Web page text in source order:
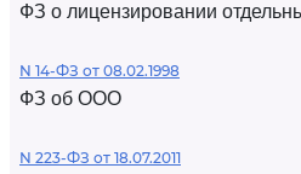
ФЗ о лицензировании
N 14-ФЗ от 08.02.1998
ФЗ об ООО
N 223-ФЗ от 18.07.2011